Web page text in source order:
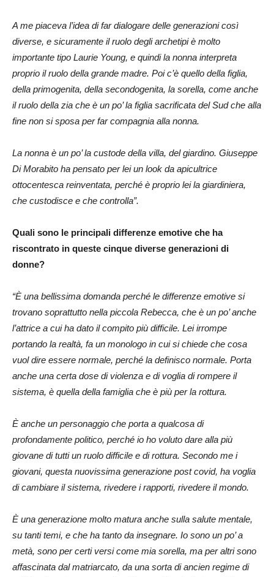
A me piaceva l’idea di far dialogare delle generazioni così
diverse, e sicuramente il ruolo degli archetipi è molto
importante tipo Laurie Young, e quindi la nonna interpreta
proprio il ruolo della grande madre. Poi c’è quello della figlia,
della primogenita, della secondogenita, la sorella, come anche
il ruolo della zia che è un po’ la figlia sacrificata del Sud che alla
fine non si sposa per far compagnia alla nonna.
La nonna è un po’ la custode della villa, del giardino. Giuseppe
Di Morabito ha pensato per lei un look da apicultrice
ottocentesca reinventata, perché è proprio lei la giardiniera,
che custodisce e che controlla”.
Quali sono le principali differenze emotive che ha
riscontrato in queste cinque diverse generazioni di
donne?
“È una bellissima domanda perché le differenze emotive si
trovano soprattutto nella piccola Rebecca, che è un po’ anche
l’attrice a cui ha dato il compito più difficile. Lei irrompe
portando la realtà, fa un monologo in cui si chiede che cosa
vuol dire essere normale, perché la definisco normale. Porta
anche una certa dose di violenza e di voglia di rompere il
sistema, è quella della famiglia che è più per la rottura.
È anche un personaggio che porta a qualcosa di
profondamente politico, perché io ho voluto dare alla più
giovane di tutti un ruolo difficile e di rottura. Secondo me i
giovani, questa nuovissima generazione post covid, ha voglia
di cambiare il sistema, rivedere i rapporti, rivedere il mondo.
È una generazione molto matura anche sulla salute mentale,
su tanti temi, e che ha tanto da insegnare. Io sono un po’ a
metà, sono per certi versi come mia sorella, ma per altri sono
affascinata dal matriarcato, da una sorta di ancien regime di